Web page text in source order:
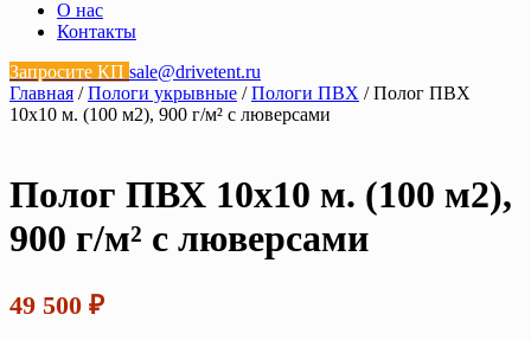
О нас
Контакты
Запросите КП sale@drivetent.ru
Главная /Пологи укрывные /Пологи ПВХ / Полог ПВХ
10х10 м. (100 м2), 900 г/м² с люверсами
Полог ПВХ 10х10 м. (100 м2),
900 г/м² с люверсами
49 500 ₽